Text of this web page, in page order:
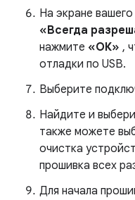
На экране
«Всегда
нажмите «ОК» ,
отладки по USB.
Выберите
Найдите и
также можете
очистка
прошивка всех
Для начала